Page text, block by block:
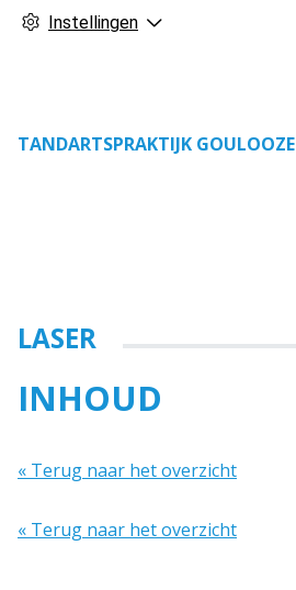
Instellingen
TANDARTSPRAKTIJK GOULOOZE
LASER
INHOUD
« Terug naar het overzicht
« Terug naar het overzicht